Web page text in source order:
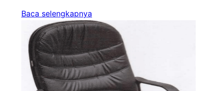
Baca selengkapnya